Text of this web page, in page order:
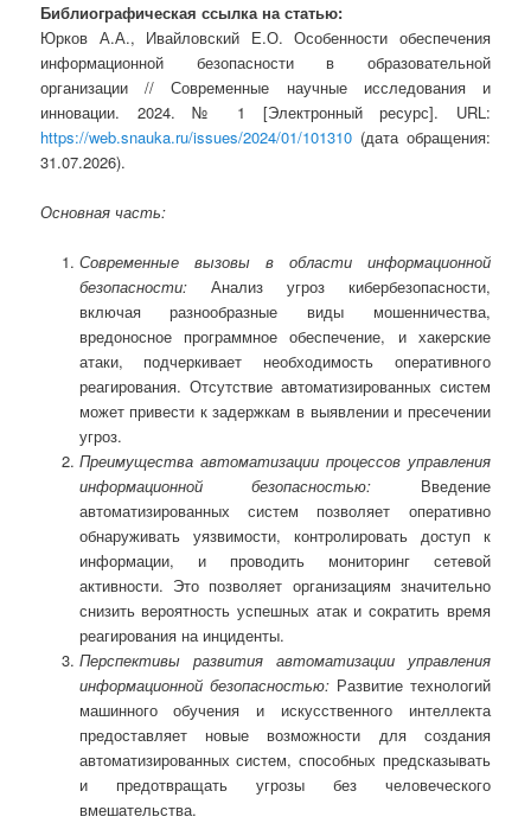
Библиографическая ссылка на статью:
Юрков А.А., Ивайловский Е.О. Особенности обеспечения
информационной безопасности в образовательной
организации // Современные научные исследования и
инновации. 2024. № 1 [Электронный ресурс]. URL:
https://web.snauka.ru/issues/2024/01/101310 (дата обращения:
31.07.2026).
Основная часть:
Современные вызовы в области информационной
безопасности:Анализ угроз кибербезопасности,
включая разнообразные виды мошенничества,
вредоносное программное обеспечение, и хакерские
атаки, подчеркивает необходимость оперативного
реагирования. Отсутствие автоматизированных систем
может привести к задержкам в выявлении и пресечении
угроз.
Преимущества автоматизации процессов управления
информационной безопасностью: Введение
автоматизированных систем позволяет оперативно
обнаруживать уязвимости, контролировать доступ к
информации, и проводить мониторинг сетевой
активности. Это позволяет организациям значительно
снизить вероятность успешных атак и сократить время
реагирования на инциденты.
Перспективы развития автоматизации управления
информационной безопасностью:Развитие технологий
машинного обучения и искусственного интеллекта
предоставляет новые возможности для создания
автоматизированных систем, способных предсказывать
и предотвращать угрозы без человеческого
вмешательства.